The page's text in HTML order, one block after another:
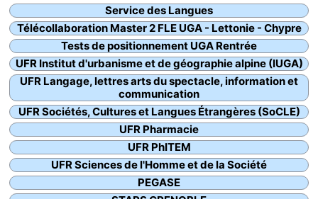
Service des Langues
Télécollaboration Master 2 FLE UGA - Lettonie - Chypre
Tests de positionnement UGA Rentrée
UFR Institut d'urbanisme et de géographie alpine (IUGA)
UFR Langage, lettres arts du spectacle, information et
communication
UFR Sociétés, Cultures et Langues Étrangères (SoCLE)
UFR Pharmacie
UFR PhITEM
UFR Sciences de l'Homme et de la Société
PEGASE